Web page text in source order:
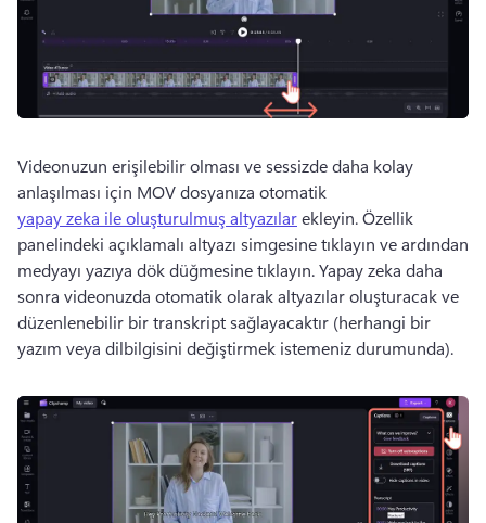
Videonuzun erişilebilir olması ve sessizde daha kolay
anlaşılması için MOV dosyanıza otomatik
yapay zeka ile oluşturulmuş altyazılar ekleyin. Özellik
panelindeki açıklamalı altyazı simgesine tıklayın ve ardından
medyayı yazıya dök düğmesine tıklayın. Yapay zeka daha
sonra videonuzda otomatik olarak altyazılar oluşturacak ve
düzenlenebilir bir transkript sağlayacaktır (herhangi bir
yazım veya dilbilgisini değiştirmek istemeniz durumunda).